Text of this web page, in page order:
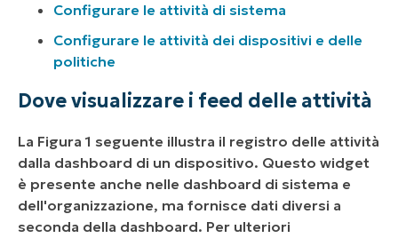
Configurare le attività di sistema
Configurare le attività dei dispositivi e delle
politiche
Dove visualizzare i feed delle attività
La Figura 1 seguente illustra il registro delle attività
dalla dashboard di un dispositivo. Questo widget
è presente anche nelle dashboard di sistema e
dell'organizzazione, ma fornisce dati diversi a
seconda della dashboard. Per ulteriori